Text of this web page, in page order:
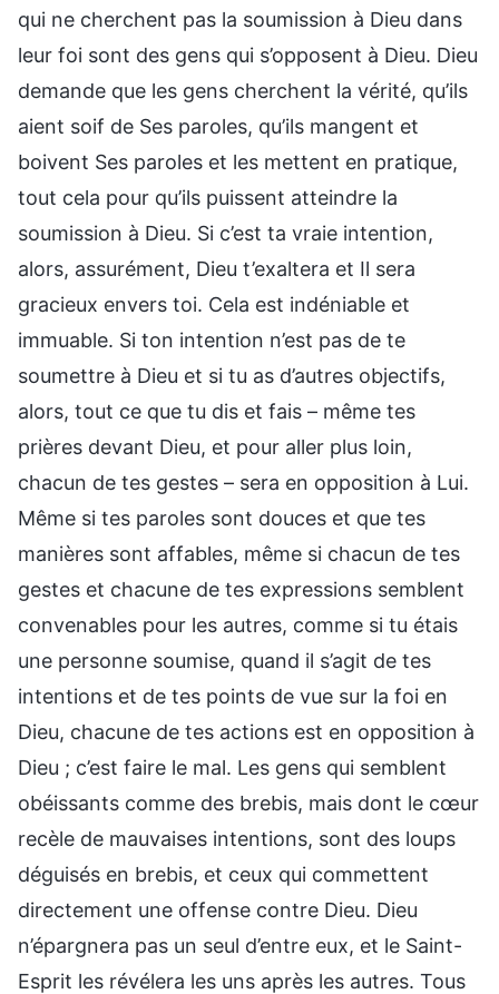
qui ne cherchent pas la soumission à Dieu dans
leur foi sont des gens qui s’opposent à Dieu. Dieu
demande que les gens cherchent la vérité, qu’ils
aient soif de Ses paroles, qu’ils mangent et
boivent Ses paroles et les mettent en pratique,
tout cela pour qu’ils puissent atteindre la
soumission à Dieu. Si c’est ta vraie intention,
alors, assurément, Dieu t’exaltera et Il sera
gracieux envers toi. Cela est indéniable et
immuable. Si ton intention n’est pas de te
soumettre à Dieu et si tu as d’autres objectifs,
alors, tout ce que tu dis et fais – même tes
prières devant Dieu, et pour aller plus loin,
chacun de tes gestes – sera en opposition à Lui.
Même si tes paroles sont douces et que tes
manières sont affables, même si chacun de tes
gestes et chacune de tes expressions semblent
convenables pour les autres, comme si tu étais
une personne soumise, quand il s’agit de tes
intentions et de tes points de vue sur la foi en
Dieu, chacune de tes actions est en opposition à
Dieu ; c’est faire le mal. Les gens qui semblent
obéissants comme des brebis, mais dont le cœur
recèle de mauvaises intentions, sont des loups
déguisés en brebis, et ceux qui commettent
directement une offense contre Dieu. Dieu
n’épargnera pas un seul d’entre eux, et le Saint-
Esprit les révélera les uns après les autres. Tous